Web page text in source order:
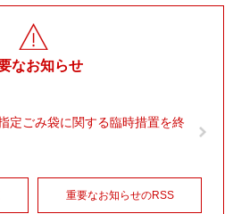
なお知らせ
定ごみ袋に関する臨時措置を終
重要なお知らせのRSS